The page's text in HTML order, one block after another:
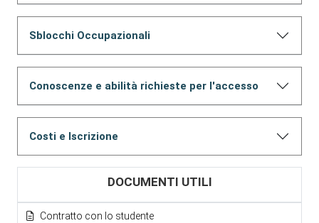
Sblocchi Occupazionali
Conoscenze e abilità richieste per l'accesso
Costi e Iscrizione
DOCUMENTI UTILI
Contratto con lo studente